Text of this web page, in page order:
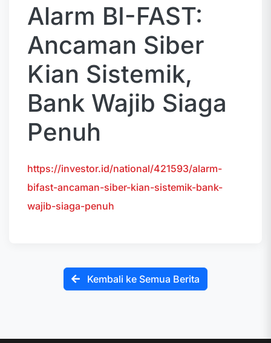
Alarm BI-FAST:
Ancaman Siber
Kian Sistemik,
Bank Wajib Siaga
Penuh
https://investor.id/national/421593/alarm-
bifast-ancaman-siber-kian-sistemik-bank-
wajib-siaga-penuh
Kembali ke Semua Berita